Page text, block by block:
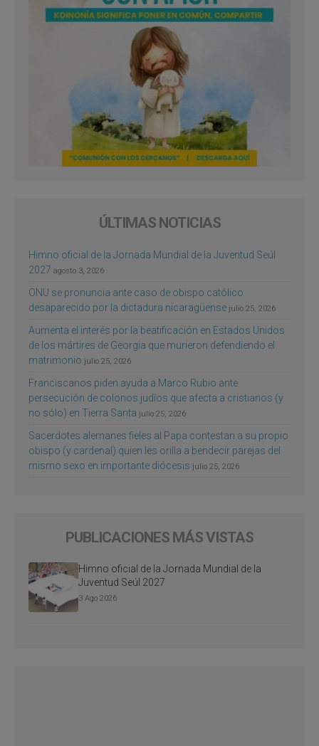
ÚLTIMAS NOTICIAS
Himno oficial de la Jornada Mundial de la Juventud Seúl
2027 agosto 3, 2026
ONU se pronuncia ante caso de obispo católico
desaparecido por la dictadura nicaragüense julio 25, 2026
Aumenta el interés por la beatificación en Estados Unidos
de los mártires de Georgia que murieron defendiendo el
matrimonio julio 25, 2026
Franciscanos piden ayuda a Marco Rubio ante
persecución de colonos judíos que afecta a cristianos (y
no sólo) en Tierra Santa julio 25, 2026
Sacerdotes alemanes fieles al Papa contestan a su propio
obispo (y cardenal) quien les orilla a bendecir parejas del
mismo sexo en importante diócesis julio 25, 2026
PUBLICACIONES MÁS VISTAS
Himno oficial de la Jornada Mundial de la
Juventud Seúl 2027
3 Ago 2026